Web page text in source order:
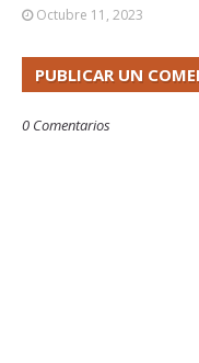
Octubre 11, 2023
PUBLICAR UN
0 Comentarios